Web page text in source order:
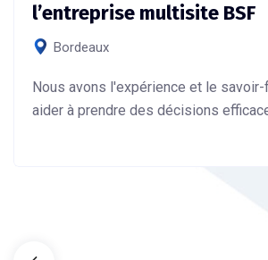
l’entreprise multisite BSF
Bordeaux
Nous avons l'expérience et le
aider à prendre des décisions